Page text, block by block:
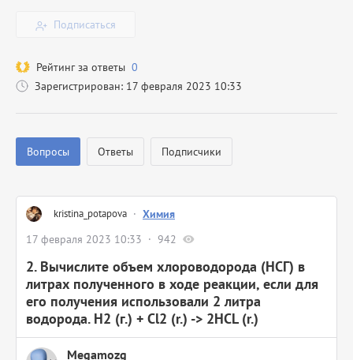
Подписаться
Рейтинг за ответы 0
Зарегистрирован: 17 февраля 2023 10:33
Вопросы Ответы Подписчики
kristina_potapova · Химия
17 февраля 2023 10:33
942
2. Вычислите объем хлороводорода (НСГ) в
литрах полученного в ходе реакции, если для
его получения использовали 2 литра
водорода. H2 (г.) + Cl2 (r.) -> 2HCL (r.)
Megamozg